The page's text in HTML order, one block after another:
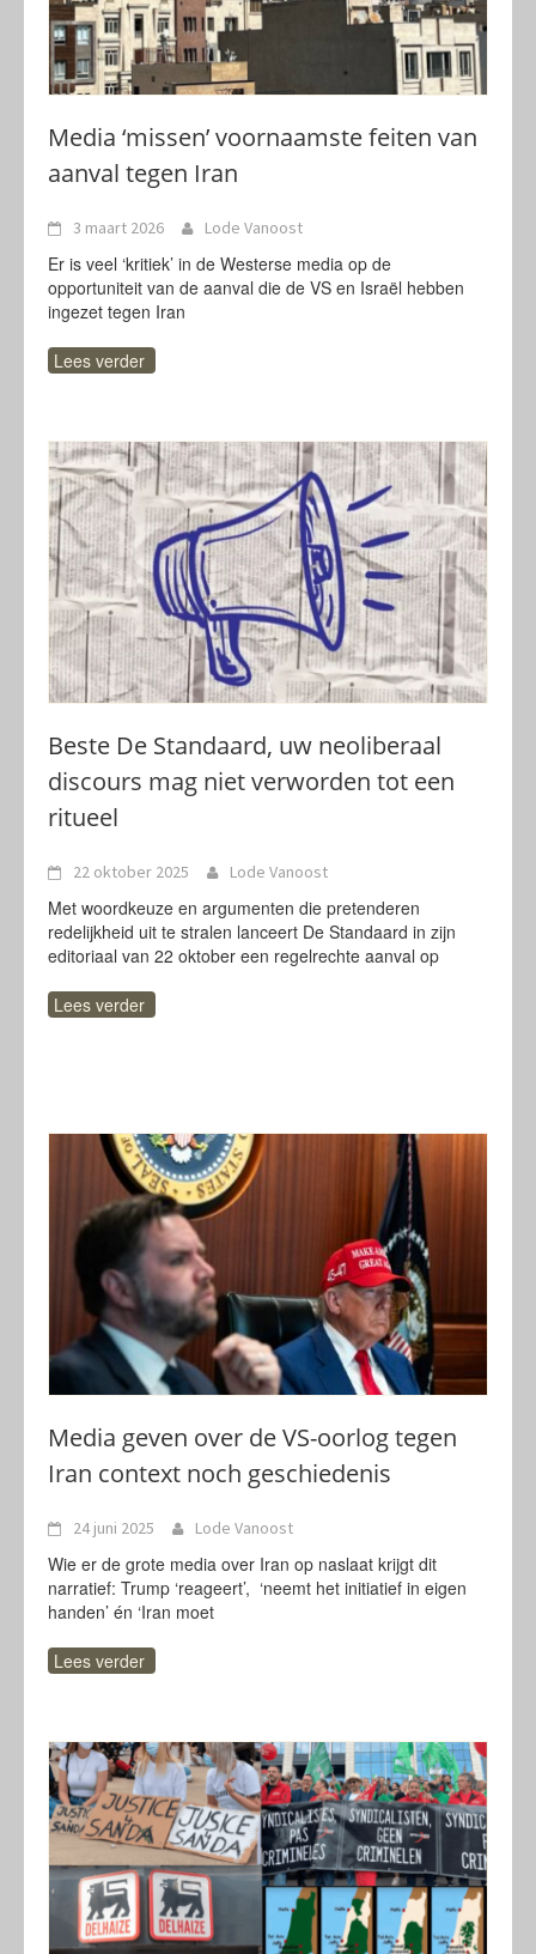
Media ‘missen’ voornaamste feiten van
aanval tegen Iran
3 maart 2026 Lode Vanoost
Er is veel ‘kritiek’ in de Westerse media op de
opportuniteit van de aanval die de VS en Israël hebben
ingezet tegen Iran
Lees verder
Beste De Standaard, uw neoliberaal
discours mag niet verworden tot een
ritueel
22 oktober 2025 Lode Vanoost
Met woordkeuze en argumenten die pretenderen
redelijkheid uit te stralen lanceert De Standaard in zijn
editoriaal van 22 oktober een regelrechte aanval op
Lees verder
Media geven over de VS-oorlog tegen
Iran context noch geschiedenis
24 juni 2025 Lode Vanoost
Wie er de grote media over Iran op naslaat krijgt dit
narratief: Trump ‘reageert’, ‘neemt het initiatief in eigen
handen’ én ‘Iran moet
Lees verder